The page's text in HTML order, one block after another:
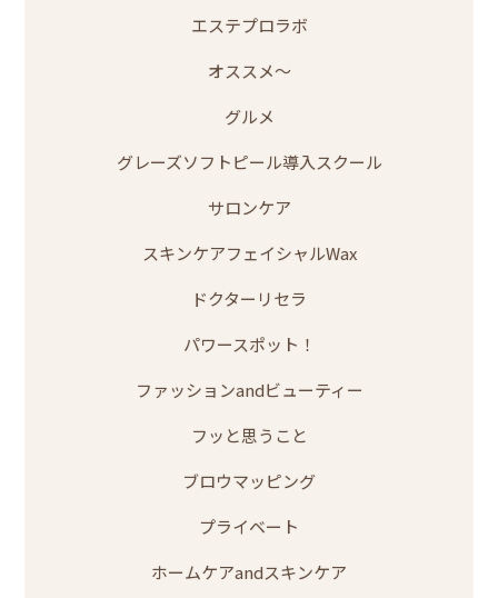
エステプロラボ
オススメ～
グルメ
グレーズソフトピール導入スクール
サロンケア
スキンケアフェイシャルWax
ドクターリセラ
パワースポット！
ファッションandビューティー
フッと思うこと
ブロウマッピング
プライベート
ホームケアandスキンケア